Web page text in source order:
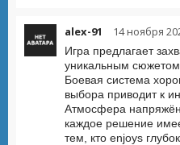
alex-91 14 ноября
Игра предлагает
уникальным сюжетом
Боевая система
выбора приводит к
Атмосфера
каждое решение
тем, кто enjoys